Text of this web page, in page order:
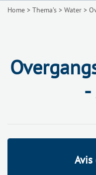
Home > Thema’s > Water >